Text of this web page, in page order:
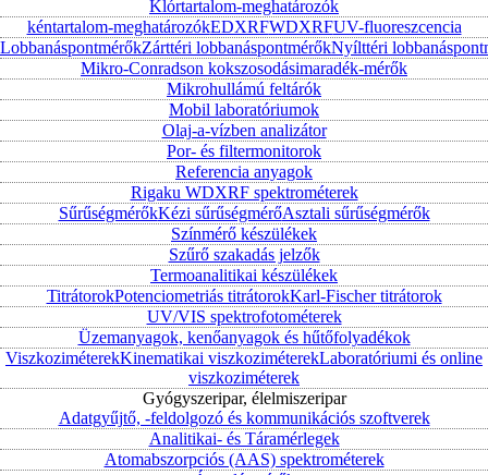
Klórtartalom-meghatározók
kéntartalom-meghatározókEDXRFWDXRFUV-fluoreszcencia
LobbanáspontmérőkZárttéri lobbanáspontmérőkNyílttéri
Mikro-Conradson kokszosodásimaradék-mérők
Mikrohullámú feltárók
Mobil laboratóriumok
Olaj-a-vízben analizátor
Por- és filtermonitorok
Referencia anyagok
Rigaku WDXRF spektrométerek
SűrűségmérőkKézi sűrűségmérőAsztali sűrűségmérők
Színmérő készülékek
Szűrő szakadás jelzők
Termoanalitikai készülékek
TitrátorokPotenciometriás titrátorokKarl-Fischer titrátorok
UV/VIS spektrofotométerek
Üzemanyagok, kenőanyagok és hűtőfolyadékok
ViszkoziméterekKinematikai viszkoziméterekLaboratóriumi és online
viszkoziméterek
Gyógyszeripar, élelmiszeripar
Adatgyűjtő, -feldolgozó és kommunikációs szoftverek
Analitikai- és Táramérlegek
Atomabszorpciós (AAS) spektrométerek